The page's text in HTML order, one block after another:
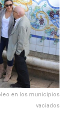
en los municipios
vaciados